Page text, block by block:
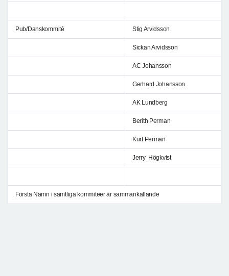
Pub/Danskommité Stig Arvidsson
Sickan Arvidsson
AC Johansson
Gerhard Johansson
AK Lundberg
Berith Perman
Kurt Perman
Jerry Högkvist
Första Namn i samtliga kommiteer är sammankallande